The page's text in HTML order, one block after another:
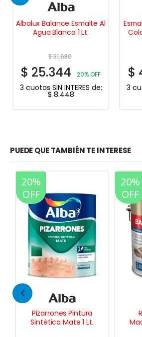
Albalux Balance Esmalte Al
Agua Blanco 1 Lt.
$31.680
$ 25.344 20% OFF
3 cuotas SIN INTERES de:
$ 8.448
$
3
PUEDE QUE TAMBIÉN TE INTERESE
20%
OFF
Rexpar Barniz
Maderas Interiores
20%
OFF